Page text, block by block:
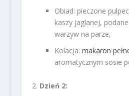
Obiad: pieczone
kaszy jaglanej,
warzyw na parze,
Kolacja: makaron
aromatycznym sosie
Dzień 2: